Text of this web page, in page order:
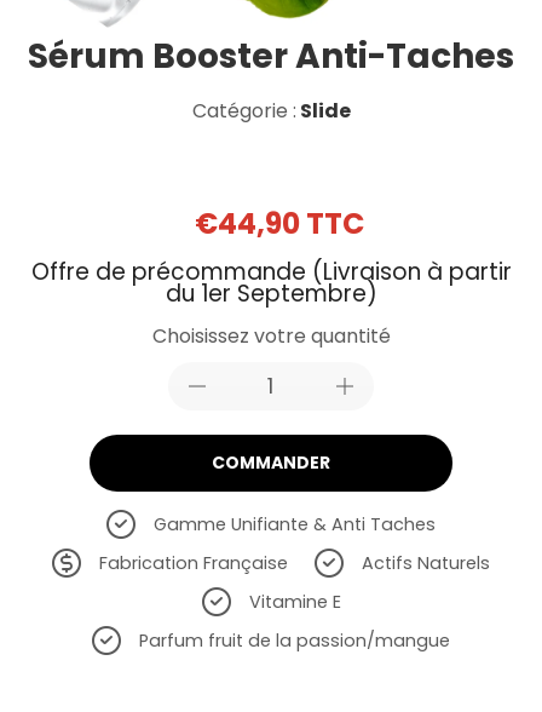
Sérum Booster Anti-Taches
Catégorie : Slide
€44,90 TTC
Offre de précommande (Livraison à partir
du 1er Septembre)
Choisissez votre quantité
COMMANDER
Gamme Unifiante & Anti Taches
Fabrication Française
Actifs Naturels
Vitamine E
Parfum fruit de la passion/mangue